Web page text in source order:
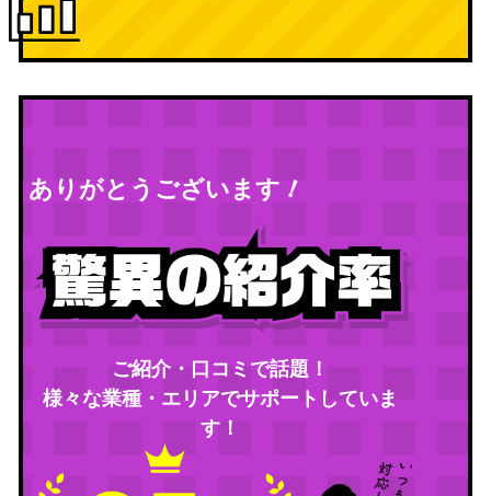
ありがとうございます！
ご紹介・口コミで話題！
様々な業種・エリアでサポートしていま
す！